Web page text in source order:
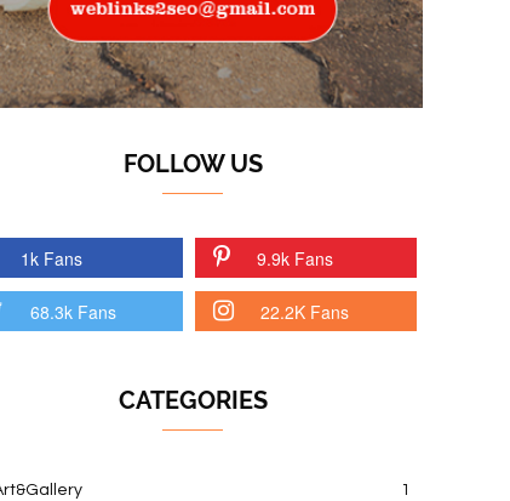
FOLLOW US
1k Fans 9.9k Fans
68.3k Fans 22.2K Fans
CATEGORIES
1